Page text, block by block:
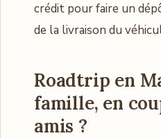
crédit pour faire un
de la livraison du
Roadtrip en
famille, en
amis ?